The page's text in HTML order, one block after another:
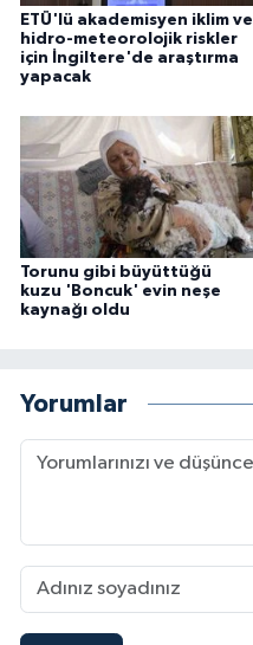
ETÜ'lü akademisyen iklim ve
hidro-meteorolojik riskler
için İngiltere'de araştırma
yapacak
Torunu gibi büyüttüğü
kuzu 'Boncuk' evin neşe
kaynağı oldu
Yorumlar